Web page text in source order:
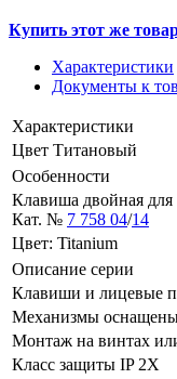
Купить этот же
Характеристики
Документы к
Характеристики
Цвет Титановый
Особенности
Клавиша двойная для
Кат. № 7 758 04/14
Цвет: Titanium
Описание серии
Клавиши и лицевые
Механизмы
Монтаж на винтах
Класс защиты IP 2X